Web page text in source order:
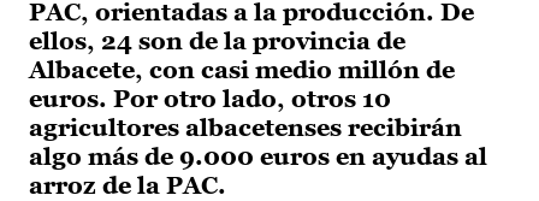
PAC, orientadas a la producción. De
ellos, 24 son de la provincia de
Albacete, con casi medio millón de
euros. Por otro lado, otros 10
agricultores albacetenses recibirán
algo más de 9.000 euros en ayudas al
arroz de la PAC.